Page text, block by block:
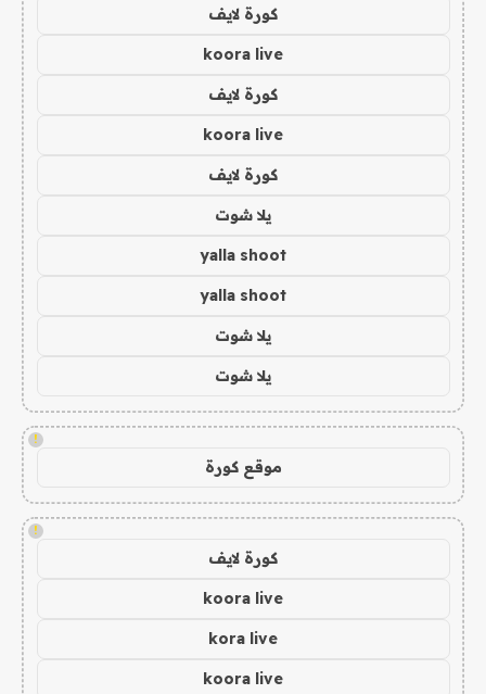
كورة لايف
koora live
كورة لايف
koora live
كورة لايف
يلا شوت
yalla shoot
yalla shoot
يلا شوت
يلا شوت
!
موقع كورة
!
كورة لايف
koora live
kora live
koora live